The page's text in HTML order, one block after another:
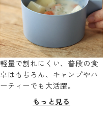
軽量で割れにくい、普段の食
卓はもちろん、キャンプやパ
ーティーでも大活躍。
もっと見る